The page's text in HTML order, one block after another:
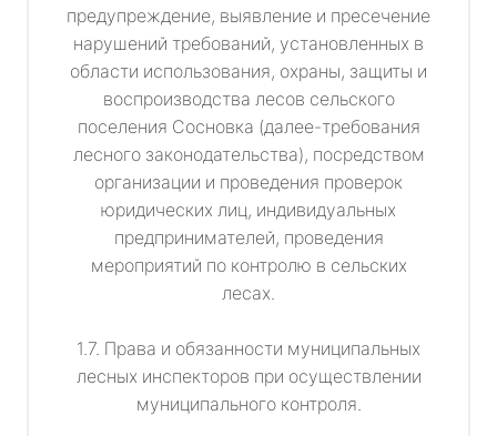
предупреждение, выявление и пресечение
нарушений требований, установленных в
области использования, охраны, защиты и
воспроизводства лесов сельского
поселения Сосновка (далее-требования
лесного законодательства), посредством
организации и проведения проверок
юридических лиц, индивидуальных
предпринимателей, проведения
мероприятий по контролю в сельских
лесах.
1.7. Права и обязанности муниципальных
лесных инспекторов при осуществлении
муниципального контроля.